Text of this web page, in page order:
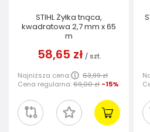
STIHL Żyłka tnąca,
kwadratowa 2,7 mm x 65
m
58,65 zł / szt.
Najniższa cena:
63,99 zł
Cena regularna:69,00 zł -15%